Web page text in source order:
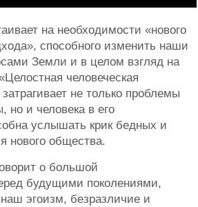
на необходимости «нового
способного изменить наши
Земли и в целом взгляд на
человеческая
затрагивает не только проблемы
и человека в его
услышать крик бедных и
нового общества.
о большой
будущими поколениями,
эгоизм, безразличие и